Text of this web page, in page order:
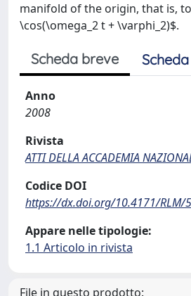
manifold of the origin, that is, to
\cos(\omega_2 t + \varphi_2)$.
Scheda breve
Anno
2008
Rivista
ATTI DELLA ACCADEMIA
Codice DOI
https://dx.doi.org/10.4171/RLM/
Appare nelle tipologie:
1.1 Articolo in rivista
File in questo prodotto: